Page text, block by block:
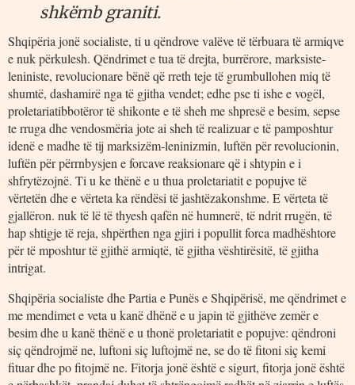
shkëmb graniti.
Shqipëria jonë socialiste, ti u qëndrove valëve të tërbuara të armiqve
e nuk përkulesh. Qëndrimet e tua të drejta, burrërore, marksiste-
leniniste, revolucionare bënë që rreth teje të grumbullohen miq të
shumtë, dashamirë nga të gjitha vendet; edhe pse ti ishe e vogël,
proletariatibbotëror të shikonte e të sheh me shpresë e besim, sepse
te rruga dhe vendosmëria jote ai sheh të realizuar e të pamposhtur
idenë e madhe të tij marksizëm-leninizmin, luftën për revolucionin,
luftën për përrnbysjen e forcave reaksionare që i shtypin e i
shfrytëzojnë. Ti u ke thënë e u thua proletariatit e popujve të
vërtetën dhe e vërteta ka rëndësi të jashtëzakonshme. E vërteta të
gjallëron. nuk të lë të thyesh qafën në humnerë, të ndrit rrugën, të
hap shtigje të reja, shpërthen nga gjiri i popullit forca madhështore
për të mposhtur të gjithë armiqtë, të gjitha vështirësitë, të gjitha
intrigat.
Shqipëria socialiste dhe Partia e Punës e Shqipërisë, me qëndrimet e
me mendimet e veta u kanë dhënë e u japin të gjithëve zemër e
besim dhe u kanë thënë e u thonë proletariatit e popujve: qëndroni
siç qëndrojmë ne, luftoni siç luftojmë ne, se do të fitoni siç kemi
fituar dhe po fitojmë ne. Fitorja jonë është e sigurt, fitorja jonë është